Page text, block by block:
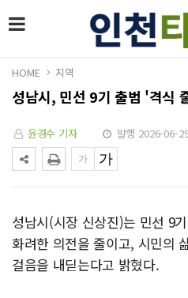
HOME 지역
성남시, 민선 9기 출범 '격식
윤경수 기자 발행 2026-06-
성남시(시장 신상진)는 민선 9
화려한 의전을 줄이고, 시민의
걸음을 내딛는다고 밝혔다.